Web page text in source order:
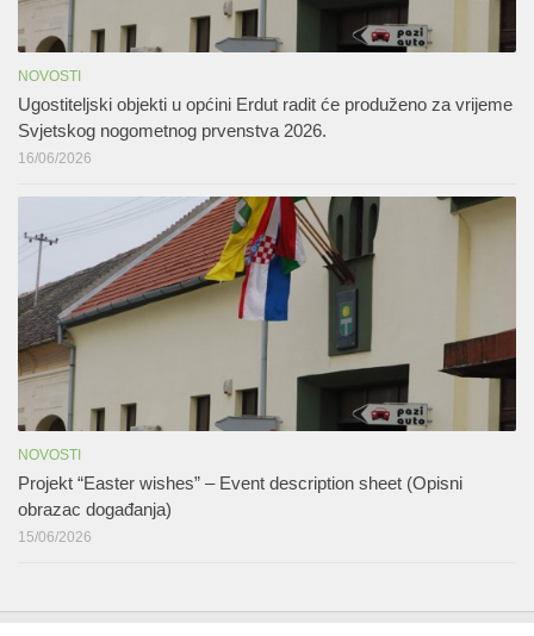
NOVOSTI
Ugostiteljski objekti u općini Erdut radit će produženo za vrijeme
Svjetskog nogometnog prvenstva 2026.
16/06/2026
NOVOSTI
Projekt “Easter wishes” – Event description sheet (Opisni
obrazac događanja)
15/06/2026